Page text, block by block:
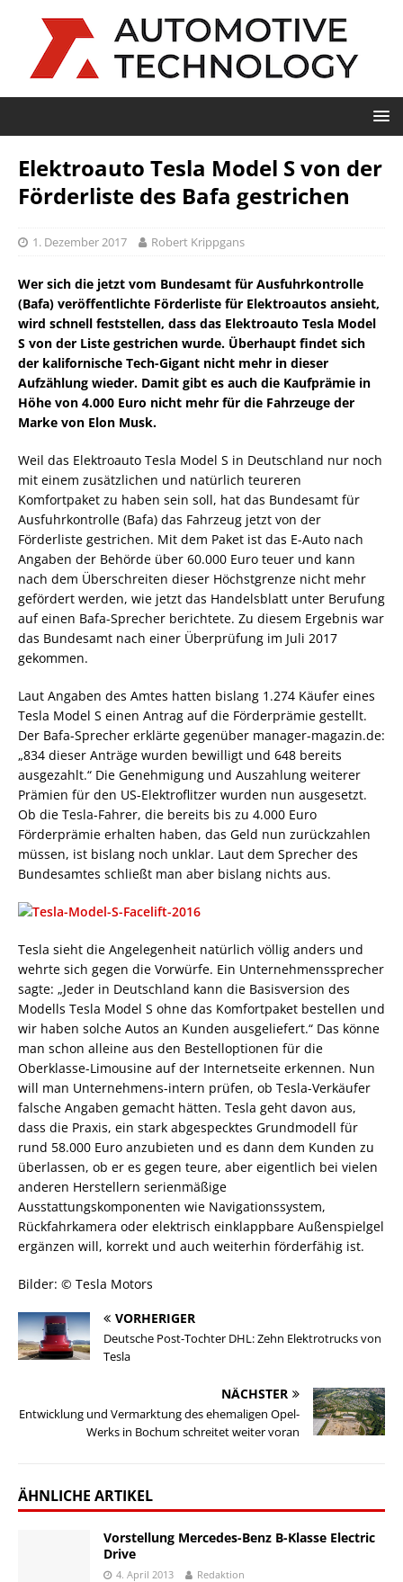
Elektroauto Tesla Model S von der
Förderliste des Bafa gestrichen
1. Dezember 2017 Robert Krippgans
Wer sich die jetzt vom Bundesamt für Ausfuhrkontrolle
(Bafa) veröffentlichte Förderliste für Elektroautos ansieht,
wird schnell feststellen, dass das Elektroauto Tesla Model
S von der Liste gestrichen wurde. Überhaupt findet sich
der kalifornische Tech-Gigant nicht mehr in dieser
Aufzählung wieder. Damit gibt es auch die Kaufprämie in
Höhe von 4.000 Euro nicht mehr für die Fahrzeuge der
Marke von Elon Musk.
Weil das Elektroauto Tesla Model S in Deutschland nur noch
mit einem zusätzlichen und natürlich teureren
Komfortpaket zu haben sein soll, hat das Bundesamt für
Ausfuhrkontrolle (Bafa) das Fahrzeug jetzt von der
Förderliste gestrichen. Mit dem Paket ist das E-Auto nach
Angaben der Behörde über 60.000 Euro teuer und kann
nach dem Überschreiten dieser Höchstgrenze nicht mehr
gefördert werden, wie jetzt das Handelsblatt unter Berufung
auf einen Bafa-Sprecher berichtete. Zu diesem Ergebnis war
das Bundesamt nach einer Überprüfung im Juli 2017
gekommen.
Laut Angaben des Amtes hatten bislang 1.274 Käufer eines
Tesla Model S einen Antrag auf die Förderprämie gestellt.
Der Bafa-Sprecher erklärte gegenüber manager-magazin.de:
„834 dieser Anträge wurden bewilligt und 648 bereits
ausgezahlt.“ Die Genehmigung und Auszahlung weiterer
Prämien für den US-Elektroflitzer wurden nun ausgesetzt.
Ob die Tesla-Fahrer, die bereits bis zu 4.000 Euro
Förderprämie erhalten haben, das Geld nun zurückzahlen
müssen, ist bislang noch unklar. Laut dem Sprecher des
Bundesamtes schließt man aber bislang nichts aus.
Tesla sieht die Angelegenheit natürlich völlig anders und
wehrte sich gegen die Vorwürfe. Ein Unternehmenssprecher
sagte: „Jeder in Deutschland kann die Basisversion des
Modells Tesla Model S ohne das Komfortpaket bestellen und
wir haben solche Autos an Kunden ausgeliefert.“ Das könne
man schon alleine aus den Bestelloptionen für die
Oberklasse-Limousine auf der Internetseite erkennen. Nun
will man Unternehmens-intern prüfen, ob Tesla-Verkäufer
falsche Angaben gemacht hätten. Tesla geht davon aus,
dass die Praxis, ein stark abgespecktes Grundmodell für
rund 58.000 Euro anzubieten und es dann dem Kunden zu
überlassen, ob er es gegen teure, aber eigentlich bei vielen
anderen Herstellern serienmäßige
Ausstattungskomponenten wie Navigationssystem,
Rückfahrkamera oder elektrisch einklappbare Außenspielgel
ergänzen will, korrekt und auch weiterhin förderfähig ist.
Bilder: © Tesla Motors
VORHERIGER
Deutsche Post-Tochter DHL: Zehn Elektrotrucks von
Tesla
NÄCHSTER
Entwicklung und Vermarktung des ehemaligen Opel-
Werks in Bochum schreitet weiter voran
ÄHNLICHE ARTIKEL
Vorstellung Mercedes-Benz B-Klasse Electric
Drive
4. April 2013 Redaktion